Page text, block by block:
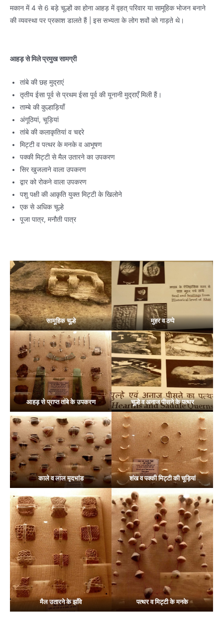
मकान में 4 से 6 बड़े चूल्हों का होना आहड़ में वृहत् परिवार या सामूहिक भोजन बनाने
की व्यवस्था पर प्रकाश डालते हैं | इस सभ्यता के लोग शवों को गाड़ते थे।
आहड़ से मिले प्रमुख सामग्री
तांबे की छह मुद्राएं
तृतीय ईसा पूर्व से प्रथम ईसा पूर्व की यूनानी मुद्राएँ मिली हैं।
ताम्बे की कुल्हाड़ियाँ
अंगूठियां, चूड़ियां
तांबे की कलाकृतियां व चद्दरे
मिट्टी व पत्थर के मनके व आभूषण
पक्की मिट्टी से मैल उतारने का उपकरण
सिर खुजलाने वाला उपकरण
द्वार को रोकने वाला उपकरण
पशु पक्षी की आकृति युक्त मिट्टी के खिलोने
एक से अधिक चूल्हे
पूजा पात्र, मनौती पात्र
सामूहिक चूल्हे मुहर व ठप्पे
आहड़ से प्राप्त तांबे के उपकरण चूल्हे व अनाज पीसने के पत्थर
काले व लाल मृदभांड शंख व पक्की मिट्टी की चूड़ियां
मैल उतारने के झाँवे पत्थर व मिट्टी के मनके